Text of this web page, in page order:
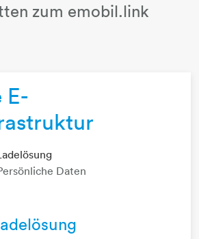
zum emobil.link
E-
Daten